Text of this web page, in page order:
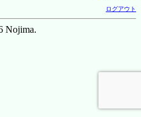
ログアウト
Nojima.